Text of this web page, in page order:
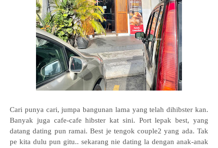
Cari punya cari, jumpa bangunan lama yang telah dihibster kan.
Banyak juga cafe-cafe hibster kat sini. Port lepak best, yang
datang dating pun ramai. Best je tengok couple2 yang ada. Tak
pe kita dulu pun gitu.. sekarang nie dating la dengan anak-anak